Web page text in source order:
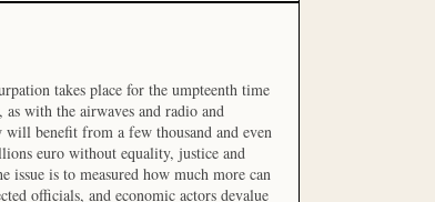
takes place for the umpteenth time
with the airwaves and radio and
benefit from a few thousand and even
euro without equality, justice and
issue is to measured how much more can
officials, and economic actors devalue